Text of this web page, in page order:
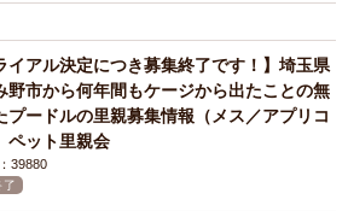
イアル決定につき募集終了です！】埼玉県
野市から何年間もケージから出たことの無
プードルの里親募集情報（メス／アプリコ
ペット里親会
39880
了